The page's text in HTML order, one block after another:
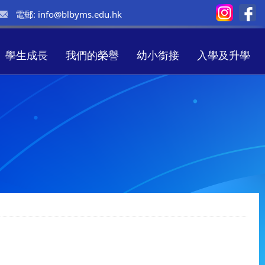
電郵: info@blbyms.edu.hk
學生成長 我們的榮譽 幼小銜接 入學及升學